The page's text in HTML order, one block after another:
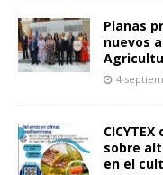
Planas
nuevos
4
sobre
en el